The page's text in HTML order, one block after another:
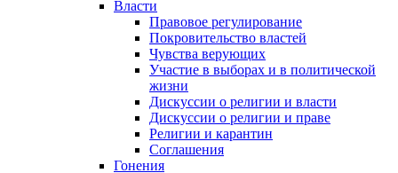
Власти
Правовое регулирование
Покровительство властей
Чувства верующих
Участие в выборах и в политической
жизни
Дискуссии о религии и власти
Дискуссии о религии и праве
Религии и карантин
Соглашения
Гонения